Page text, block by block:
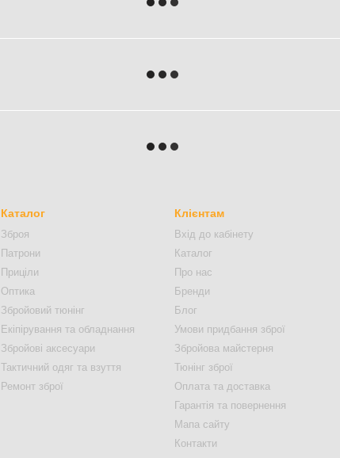
Каталог
Зброя
Патрони
Приціли
Оптика
Збройовий тюнінг
Екіпірування та обладнання
Збройові аксесуари
Тактичний одяг та взуття
Ремонт зброї
Клієнтам
Вхід до кабінету
Каталог
Про нас
Бренди
Блог
Умови придбання зброї
Збройова майстерня
Тюнінг зброї
Оплата та доставка
Гарантія та повернення
Мапа сайту
Контакти